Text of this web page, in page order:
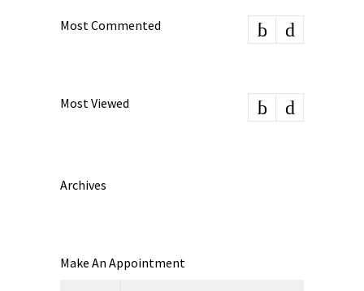
Most Commented
Most Viewed
Archives
Make An Appointment